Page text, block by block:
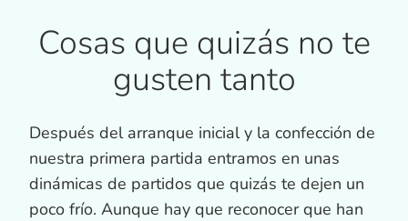
Cosas que quizás no te
gusten tanto
Después del arranque inicial y la confección de
nuestra primera partida entramos en unas
dinámicas de partidos que quizás te dejen un
poco frío. Aunque hay que reconocer que han